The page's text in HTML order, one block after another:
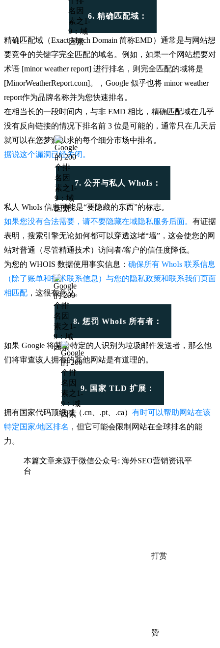
6. 精确匹配域：
精确匹配域（Exact Match Domain 简称EMD）通常是与网站想
要竞争的关键字完全匹配的域名。例如，如果一个网站想要对
术语 [minor weather report] 进行排名，则完全匹配的域将是
[MinorWeatherReport.com]。，Google 似乎也将 minor weather
report作为品牌名称并为您快速排名。
在相当长的一段时间内，与非 EMD 相比，精确匹配域在几乎
没有反向链接的情况下排名前 3 位是可能的，通常只在几天后
就可以在您梦寐以求的每个细分市场中排名。
据说这个漏洞已经关闭。
7. 公开与私人 WhoIs：
私人 WhoIs 信息可能是“要隐藏的东西”的标志。
如果您没有合法需要，请不要隐藏在域隐私服务后面。 有证据
表明，搜索引擎无论如何都可以穿透这堵“墙”，这会使您的网
站对普通（尽管精通技术）访问者/客户的信任度降低。
为您的 WHOIS 数据使用事实信息： 确保所有 WhoIs 联系信息
（除了账单和技术联系信息）与您的隐私政策和联系我们页面
相匹配 ，这很有意义。
8. 惩罚 WhoIs 所有者：
如果 Google 将某个特定的人识别为垃圾邮件发送者，那么他
们将审查该人拥有的其他网站是有道理的。
9. 国家 TLD 扩展：
拥有国家代码顶级域（.cn、.pt、.ca） 有时可以帮助网站在该
特定国家/地区排名 ，但它可能会限制网站在全球排名的能
力。
本篇文章来源于微信公众号: 海外SEO营销资讯平
台
打赏
赞